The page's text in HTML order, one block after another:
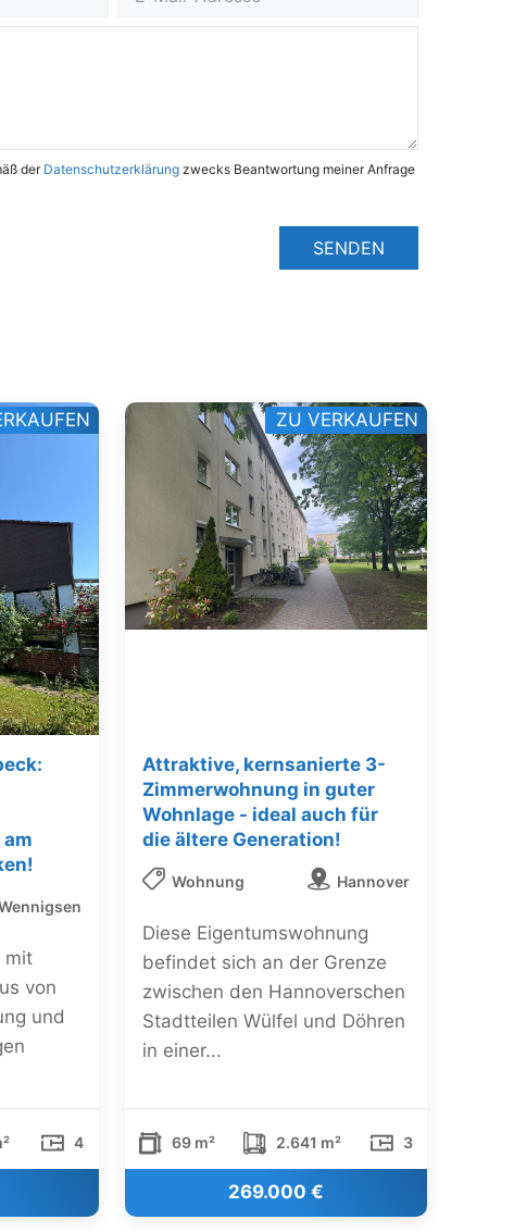
der Datenschutzerklärung zwecks Beantwortung meiner Anfrage
SENDEN
mit
von
und
4
Attraktive, kernsanierte 3-
Zimmerwohnung in guter
Wohnlage - ideal auch für
die ältere Generation!
Wohnung Hannover
Diese Eigentumswohnung
befindet sich an der Grenze
zwischen den Hannoverschen
Stadtteilen Wülfel und Döhren
in einer...
69 m² 2.641 m² 3
269.000 €
ZU VERKAUFEN